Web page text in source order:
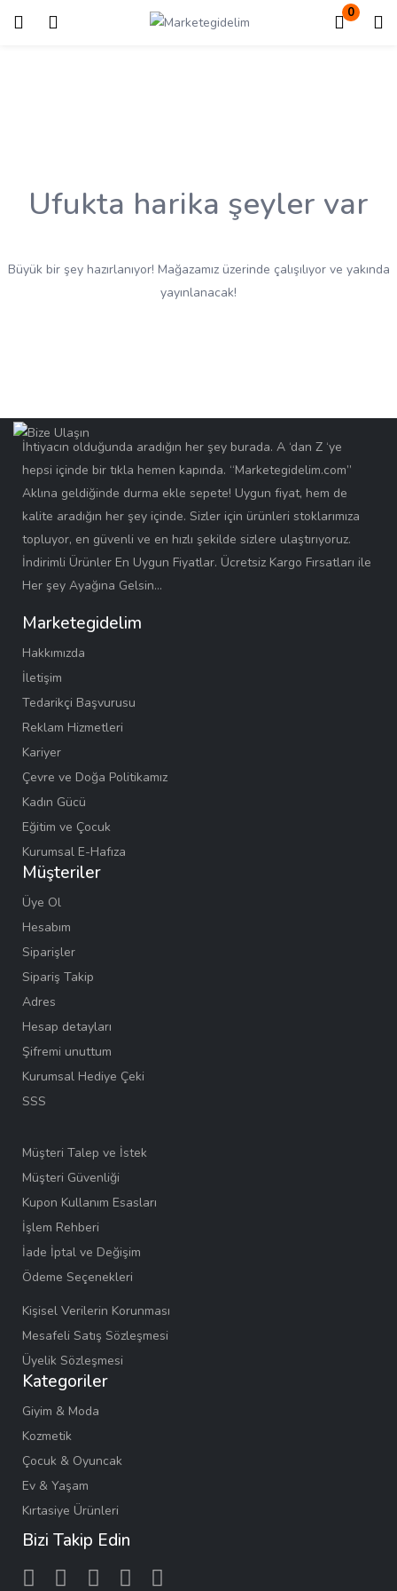
0
Giriş Kayıt ol
Ufukta harika şeyler var
Büyük bir şey hazırlanıyor! Mağazamız üzerinde çalışılıyor ve yakında
yayınlanacak!
İhtiyacın olduğunda aradığın her şey burada. A ‘dan Z ‘ye
hepsi içinde bir tıkla hemen kapında. “Marketegidelim.com”
Aklına geldiğinde durma ekle sepete! Uygun fiyat, hem de
kalite aradığın her şey içinde. Sizler için ürünleri stoklarımıza
topluyor, en güvenli ve en hızlı şekilde sizlere ulaştırıyoruz.
İndirimli Ürünler En Uygun Fiyatlar. Ücretsiz Kargo Fırsatları ile
Her şey Ayağına Gelsin…
Marketegidelim
Hakkımızda
İletişim
Tedarikçi Başvurusu
Reklam Hizmetleri
Kariyer
Çevre ve Doğa Politikamız
Kadın Gücü
Eğitim ve Çocuk
Kurumsal E-Hafıza
Müşteriler
Üye Ol
Hesabım
Siparişler
Sipariş Takip
Adres
Hesap detayları
Şifremi unuttum
Kurumsal Hediye Çeki
SSS
Müşteri Talep ve İstek
Müşteri Güvenliği
Kupon Kullanım Esasları
İşlem Rehberi
İade İptal ve Değişim
Ödeme Seçenekleri
Kişisel Verilerin Korunması
Mesafeli Satış Sözleşmesi
Üyelik Sözleşmesi
Kategoriler
Giyim & Moda
Kozmetik
Çocuk & Oyuncak
Ev & Yaşam
Kırtasiye Ürünleri
Bizi Takip Edin